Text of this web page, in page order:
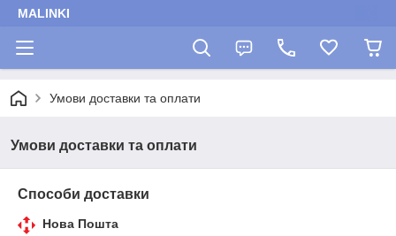
MALINKI
Умови доставки та оплати
Умови доставки та оплати
Способи доставки
Нова Пошта